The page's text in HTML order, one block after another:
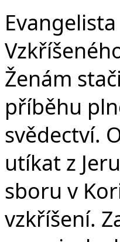
Ženám
příběhu
svědectví.
utíkat z
sboru v
vzkříšení.